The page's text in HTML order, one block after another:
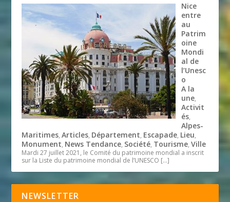
Nice
entre
au
Patrim
oine
Mondi
al de
l’Unesc
o
A la
une,
Activit
és,
Alpes-
Maritimes,Articles, Département, Escapade, Lieu,
Monument, News Tendance, Société, Tourisme,Ville
Mardi 27 juillet 2021, le Comité du patrimoine mondial a inscrit
sur la Liste du patrimoine mondial de l’UNESCO […]
NEWSLETTER